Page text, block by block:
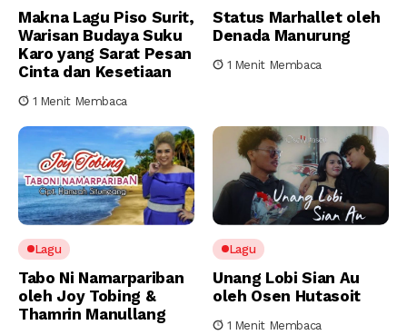
Makna Lagu Piso Surit,
Warisan Budaya Suku
Karo yang Sarat Pesan
Cinta dan Kesetiaan
1 Menit Membaca
Status Marhallet oleh
Denada Manurung
1 Menit Membaca
Lagu
Tabo Ni Namarpariban
oleh Joy Tobing &
Thamrin Manullang
Lagu
Unang Lobi Sian Au
oleh Osen Hutasoit
1 Menit Membaca